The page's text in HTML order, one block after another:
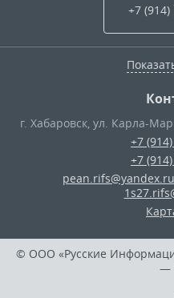
+7 (914)
г. Хабаровск, ул. Карла-
+7
+7
© ООО «Русские
—